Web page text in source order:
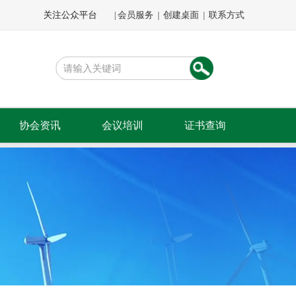
关注公众平台 会员服务 创建桌面 联系方式
协会资讯
公示公告
会员动态
会员活动
会议培训 证书查询